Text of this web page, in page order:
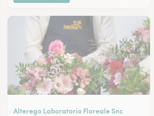
Alterego Laboratorio Floreale Snc